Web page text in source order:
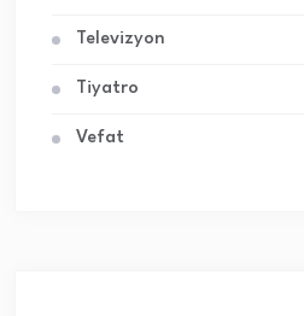
Televizyon
Tiyatro
Vefat